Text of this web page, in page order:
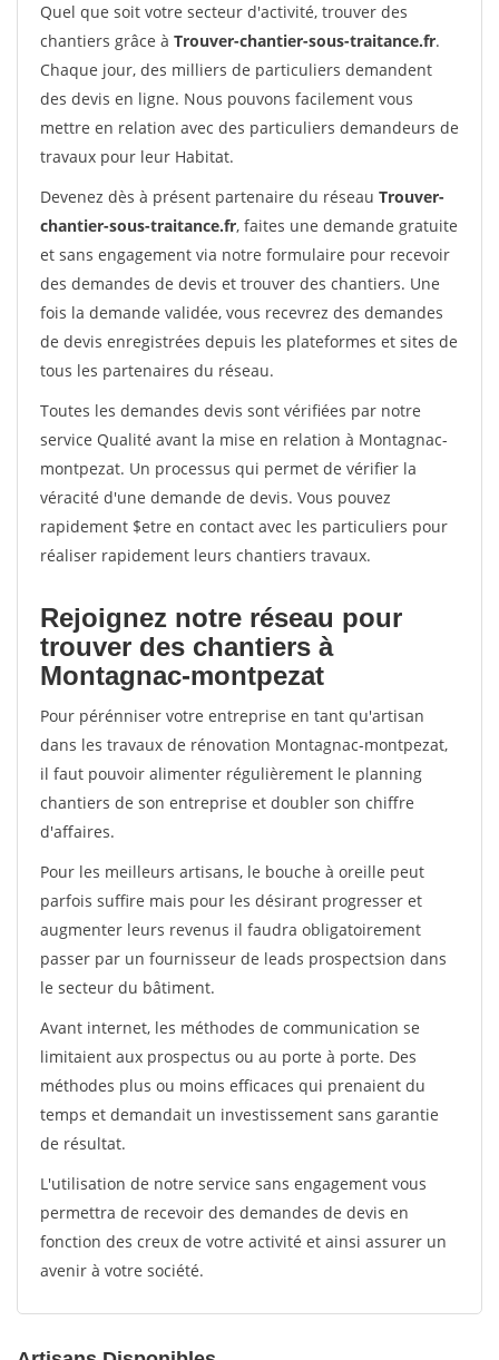
Quel que soit votre secteur d'activité, trouver des
chantiers grâce à Trouver-chantier-sous-traitance.fr.
Chaque jour, des milliers de particuliers demandent
des devis en ligne. Nous pouvons facilement vous
mettre en relation avec des particuliers demandeurs de
travaux pour leur Habitat.
Devenez dès à présent partenaire du réseau Trouver-
chantier-sous-traitance.fr, faites une demande gratuite
et sans engagement via notre formulaire pour recevoir
des demandes de devis et trouver des chantiers. Une
fois la demande validée, vous recevrez des demandes
de devis enregistrées depuis les plateformes et sites de
tous les partenaires du réseau.
Toutes les demandes devis sont vérifiées par notre
service Qualité avant la mise en relation à Montagnac-
montpezat. Un processus qui permet de vérifier la
véracité d'une demande de devis. Vous pouvez
rapidement $etre en contact avec les particuliers pour
réaliser rapidement leurs chantiers travaux.
Rejoignez notre réseau pour
trouver des chantiers à
Montagnac-montpezat
Pour pérénniser votre entreprise en tant qu'artisan
dans les travaux de rénovation Montagnac-montpezat,
il faut pouvoir alimenter régulièrement le planning
chantiers de son entreprise et doubler son chiffre
d'affaires.
Pour les meilleurs artisans, le bouche à oreille peut
parfois suffire mais pour les désirant progresser et
augmenter leurs revenus il faudra obligatoirement
passer par un fournisseur de leads prospectsion dans
le secteur du bâtiment.
Avant internet, les méthodes de communication se
limitaient aux prospectus ou au porte à porte. Des
méthodes plus ou moins efficaces qui prenaient du
temps et demandait un investissement sans garantie
de résultat.
L'utilisation de notre service sans engagement vous
permettra de recevoir des demandes de devis en
fonction des creux de votre activité et ainsi assurer un
avenir à votre société.